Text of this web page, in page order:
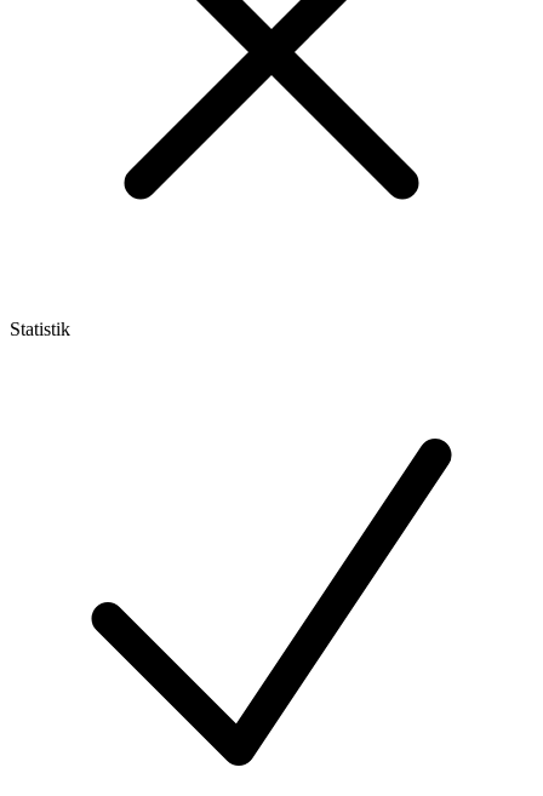
Statistik